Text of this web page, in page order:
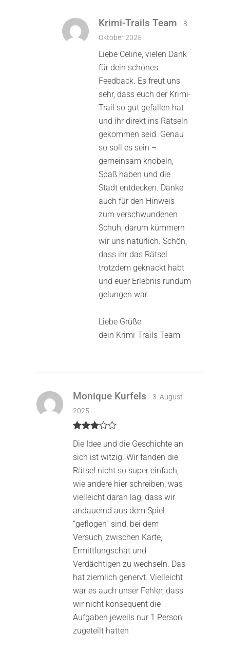
Krimi-Trails Team
8.
Oktober 2025
Liebe Celine, vielen Dank
für dein schönes
Feedback. Es freut uns
sehr, dass euch der Krimi-
Trail so gut gefallen hat
und ihr direkt ins Rätseln
gekommen seid. Genau
so soll es sein –
gemeinsam knobeln,
Spaß haben und die
Stadt entdecken. Danke
auch für den Hinweis
zum verschwundenen
Schuh, darum kümmern
wir uns natürlich. Schön,
dass ihr das Rätsel
trotzdem geknackt habt
und euer Erlebnis rundum
gelungen war.
Liebe Grüße
dein Krimi-Trails Team
mit 3
von 5
Monique Kurfels
3. August
2025
Die Idee und die Geschichte an
sich ist witzig. Wir fanden die
Rätsel nicht so super einfach,
wie andere hier schreiben, was
vielleicht daran lag, dass wir
andauernd aus dem Spiel
“geflogen” sind, bei dem
Versuch, zwischen Karte,
Ermittlungschat und
Verdächtigen zu wechseln. Das
hat ziemlich genervt. Vielleicht
war es auch unser Fehler, dass
wir nicht konsequent die
Aufgaben jeweils nur 1 Person
zugeteilt hatten